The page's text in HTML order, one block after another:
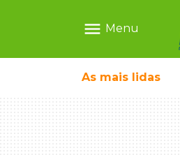
menu Menu
As mais lidas
falso e prende pai e filho